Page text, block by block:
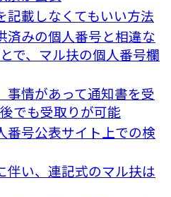
記載しなくてもいい方法
済みの個人番号と相違な
で、マル扶の個人番号欄
情があって通知書を受
でも受取りが可能
号公表サイト上での検
伴い、連記式のマル扶は